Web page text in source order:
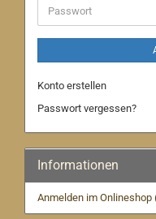
Passwort
Konto erstellen
Passwort vergessen?
Informationen
Anmelden im Onlineshop